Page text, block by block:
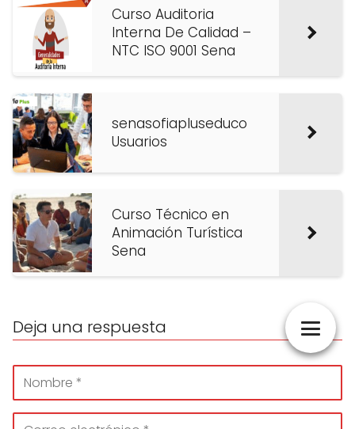
Curso Auditoria
Interna De Calidad –
NTC ISO 9001 Sena
senasofiapluseduco
Usuarios
Curso Técnico en
Animación Turística
Sena
Deja una respuesta